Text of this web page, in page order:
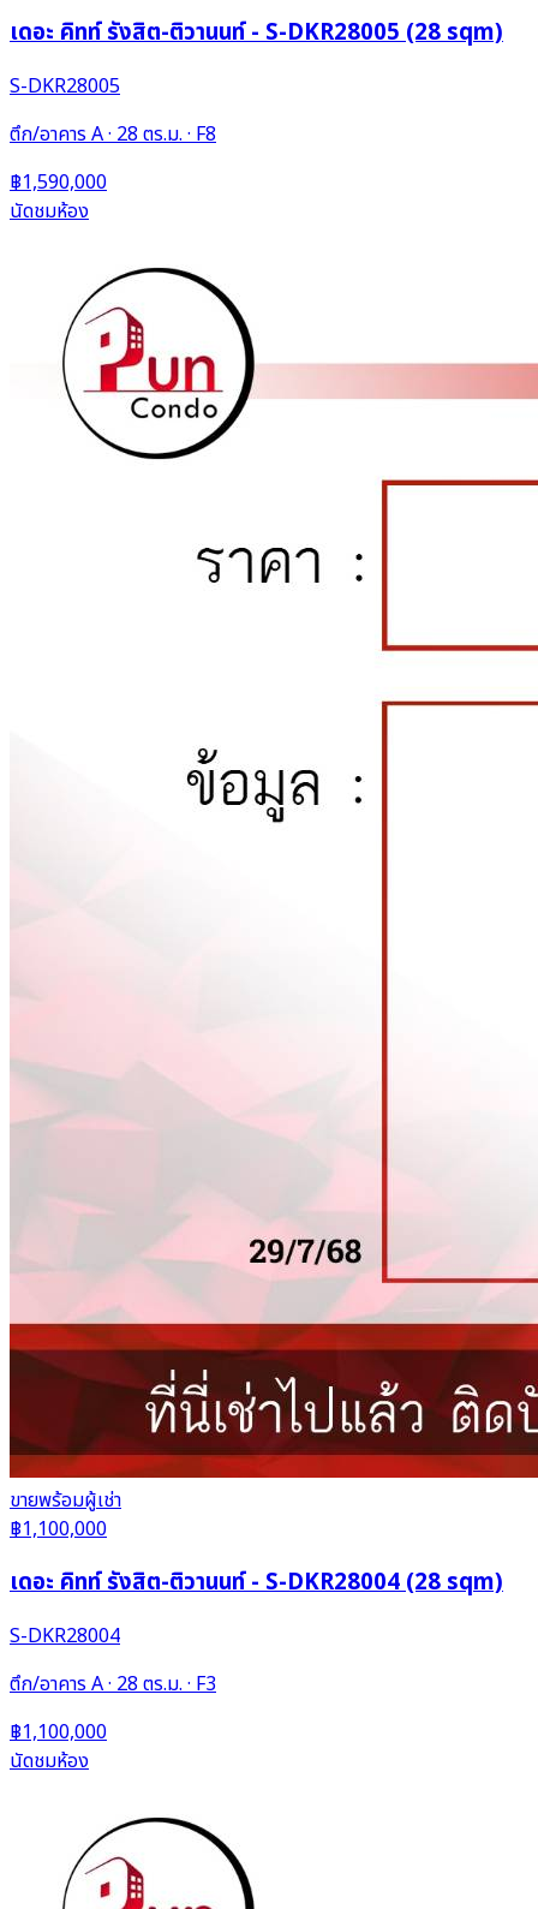
เดอะ คิทท์ รังสิต-ติวานนท์ - S-DKR28005 (28 sqm)
S-DKR28005
ตึก/อาคาร A · 28 ตร.ม. · F8
฿1,590,000
นัดชมห้อง
ขายพร้อมผู้เช่า
฿1,100,000
เดอะ คิทท์ รังสิต-ติวานนท์ - S-DKR28004 (28 sqm)
S-DKR28004
ตึก/อาคาร A · 28 ตร.ม. · F3
฿1,100,000
นัดชมห้อง